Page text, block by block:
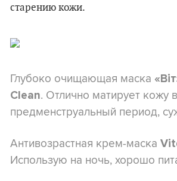
старению кожи.
Глубоко очищающая маска
Clean. Отлично матирует кожу в
предменструальный период,
Антивозрастная крем-маска
Использую на ночь, хорошо